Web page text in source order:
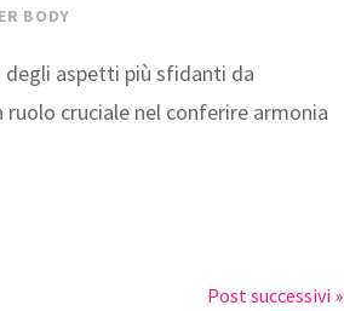
BODY
degli aspetti più sfidanti da
cruciale nel conferire armonia
Post successivi »